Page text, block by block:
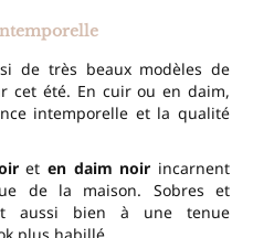
de très beaux modèles de
cet été. En cuir ou en daim,
intemporelle et la qualité
eten daim noir incarnent
de la maison. Sobres et
aussi bien à une tenue